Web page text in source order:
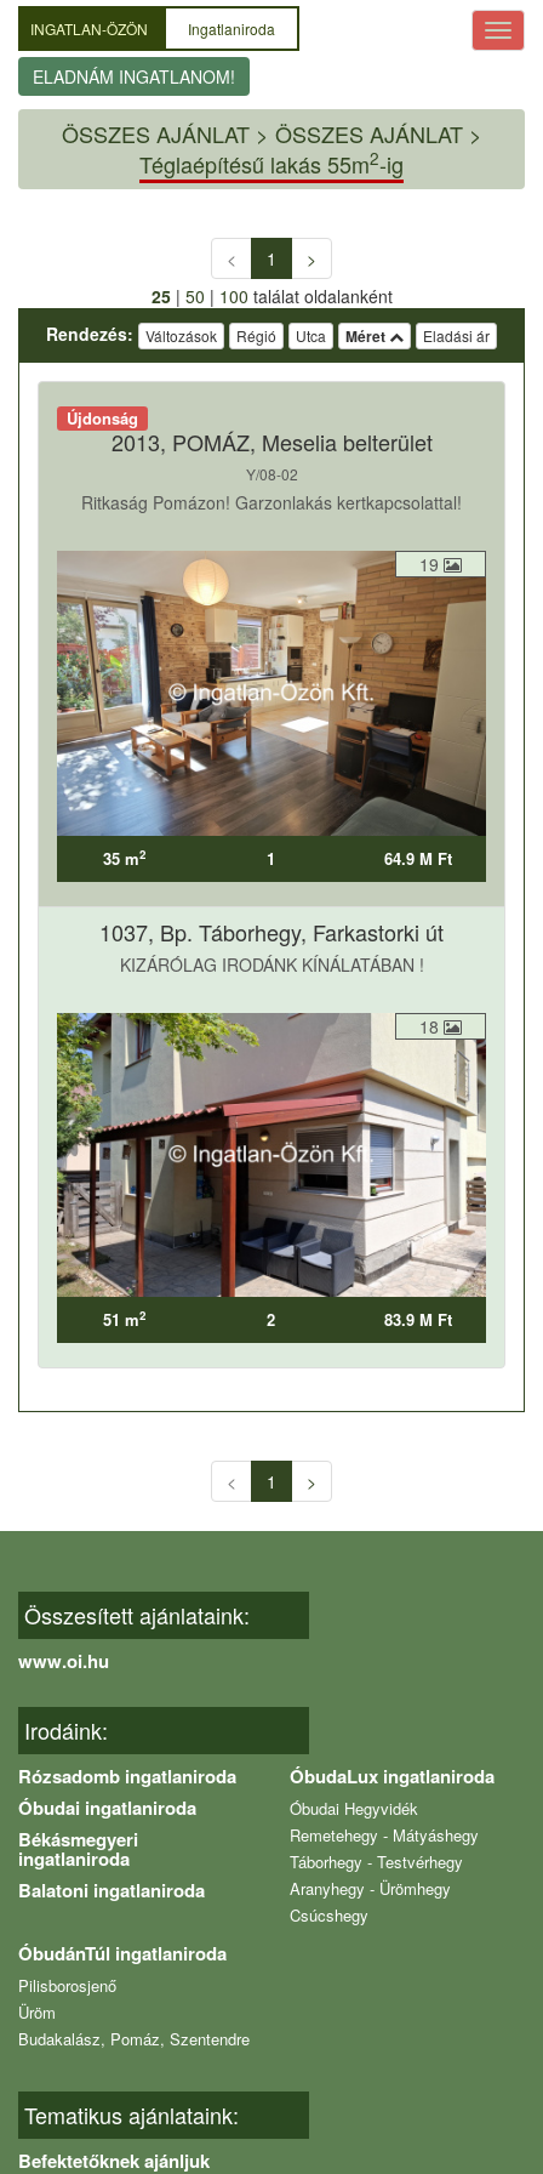
INGATLAN-ÖZÖN Ingatlaniroda
ELADNÁM INGATLANOM!
ÖSSZES AJÁNLAT> ÖSSZES AJÁNLAT >
Téglaépítésű lakás 55m2-ig
< 1
>
25| 50 | 100 találat oldalanként
Rendezés:
Változások Régió Utca Méret Eladási ár
Újdonság
2013, POMÁZ, Meselia belterület
Y/08-02
Ritkaság Pomázon! Garzonlakás kertkapcsolattal!
19
35 m2 1 64.9 M Ft
1037, Bp. Táborhegy, Farkastorki út
KIZÁRÓLAG IRODÁNK KÍNÁLATÁBAN !
18
51 m2 2 83.9 M Ft
< 1 >
Összesített ajánlataink:
www.oi.hu
Irodáink:
Rózsadomb ingatlaniroda
Óbudai ingatlaniroda
Békásmegyeri
ingatlaniroda
Balatoni ingatlaniroda
ÓbudaLux ingatlaniroda
Óbudai Hegyvidék
Remetehegy - Mátyáshegy
Táborhegy - Testvérhegy
Aranyhegy - Ürömhegy
Csúcshegy
ÓbudánTúl ingatlaniroda
Pilisborosjenő
Üröm
Budakalász, Pomáz, Szentendre
Tematikus ajánlataink:
Befektetőknek ajánljuk